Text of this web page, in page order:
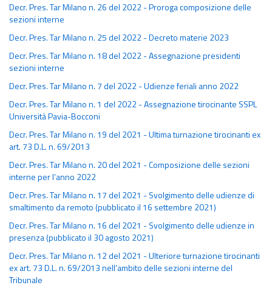
Decr. Pres. Tar Milano n. 26 del 2022 - Proroga composizione delle
sezioni interne
Decr. Pres. Tar Milano n. 25 del 2022 - Decreto materie 2023
Decr. Pres. Tar Milano n. 18 del 2022 - Assegnazione presidenti
sezioni interne
Decr. Pres. Tar Milano n. 7 del 2022 - Udienze feriali anno 2022
Decr. Pres. Tar Milano n. 1 del 2022 - Assegnazione tirocinante SSPL
Università Pavia-Bocconi
Decr. Pres. Tar Milano n. 19 del 2021 - Ultima turnazione tirocinanti ex
art. 73 D.L. n. 69/2013
Decr. Pres. Tar Milano n. 20 del 2021 - Composizione delle sezioni
interne per l’anno 2022
Decr. Pres. Tar Milano n. 17 del 2021 - Svolgimento delle udienze di
smaltimento da remoto (pubblicato il 16 settembre 2021)
Decr. Pres. Tar Milano n. 16 del 2021 - Svolgimento delle udienze in
presenza (pubblicato il 30 agosto 2021)
Decr. Pres. Tar Milano n. 12 del 2021 - Ulteriore turnazione tirocinanti
ex art. 73 D.L. n. 69/2013 nell’ambito delle sezioni interne del
Tribunale